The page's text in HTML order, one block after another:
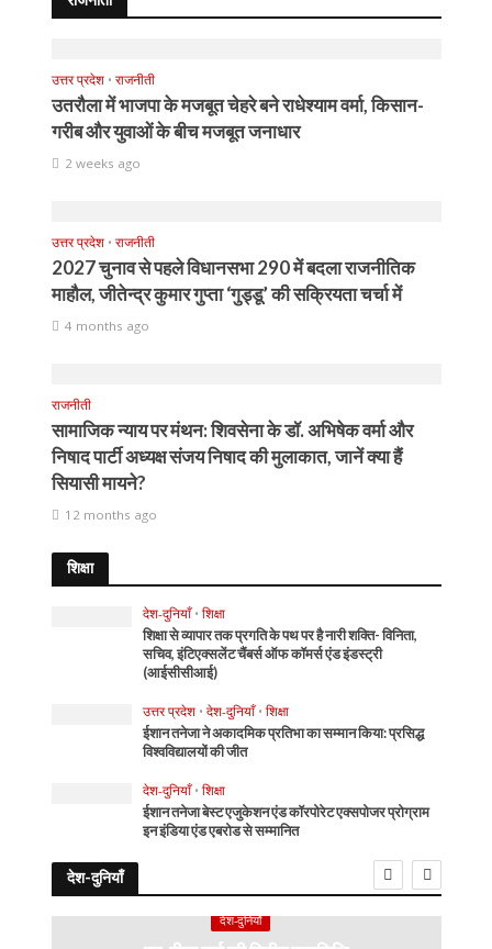
उत्तर प्रदेश • राजनीती
उतरौला में भाजपा के मजबूत चेहरे बने राधेश्याम वर्मा, किसान-
गरीब और युवाओं के बीच मजबूत जनाधार
2 weeks ago
उत्तर प्रदेश • राजनीती
2027 चुनाव से पहले विधानसभा 290 में बदला राजनीतिक
माहौल, जीतेन्द्र कुमार गुप्ता ‘गुड्डू’ की सक्रियता चर्चा में
4 months ago
राजनीती
सामाजिक न्याय पर मंथन: शिवसेना के डॉ. अभिषेक वर्मा और
निषाद पार्टी अध्यक्ष संजय निषाद की मुलाकात, जानें क्या हैं
सियासी मायने?
12 months ago
शिक्षा
देश-दुनियाँ • शिक्षा
शिक्षा से व्यापार तक प्रगति के पथ पर है नारी शक्ति- विनिता,
सचिव, इंटिएक्सलेंट चैंबर्स ऑफ कॉमर्स एंड इंडस्ट्री
(आईसीसीआई)
उत्तर प्रदेश • देश-दुनियाँ • शिक्षा
ईशान तनेजा ने अकादमिक प्रतिभा का सम्मान किया: प्रसिद्ध
विश्वविद्यालयों की जीत
देश-दुनियाँ • शिक्षा
ईशान तनेजा बेस्ट एजुकेशन एंड कॉरपोरेट एक्सपोजर प्रोग्राम
इन इंडिया एंड एबरोड से सम्मानित
देश-दुनियाँ
देश-दुनियाँ